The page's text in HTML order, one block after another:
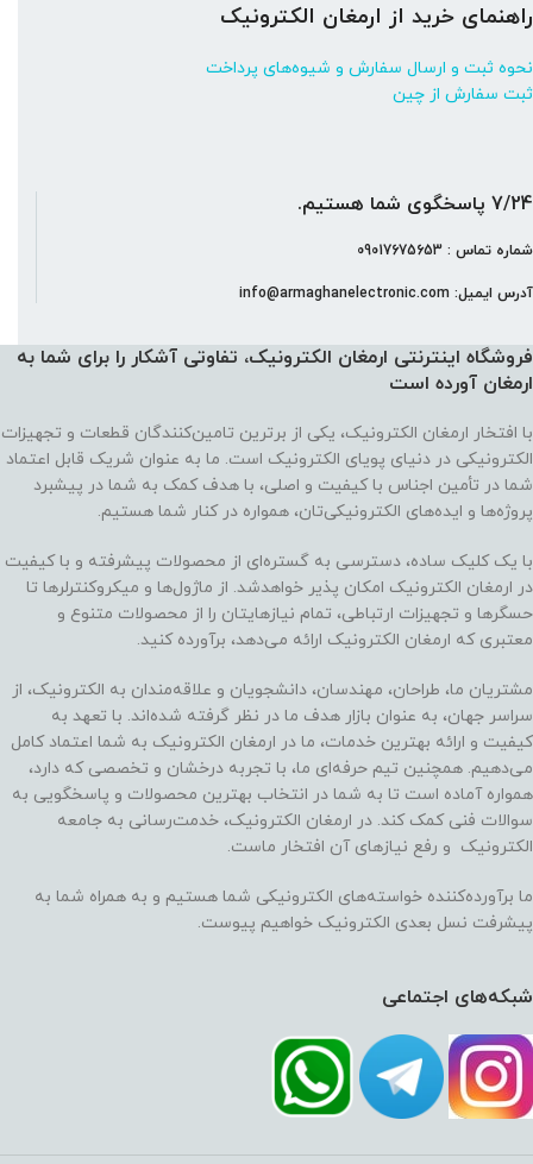
راهنمای خرید از ارمغان الکترونیک
نحوه ثبت و ارسال سفارش و شیوه‌های پرداخت
ثبت سفارش از چین
7/24 پاسخگوی شما هستیم.
شماره تماس : 09017675653
آدرس ایمیل: info@armaghanelectronic.com
فروشگاه اینترنتی ارمغان الکترونیک، تفاوتی آشکار را برای شما به
ارمغان آورده‌ است
با افتخار ارمغان الکترونیک، یکی از برترین تامین‌کنندگان قطعات و تجهیزات
الکترونیکی در دنیای پویای الکترونیک است. ما به عنوان شریک قابل اعتماد
شما در تأمین اجناس با کیفیت و اصلی، با هدف کمک به شما در پیشبرد
پروژه‌ها و ایده‌های الکترونیکی‌تان، همواره در کنار شما هستیم.
با یک کلیک ساده، دسترسی به گستره‌ای از محصولات پیشرفته و با کیفیت
در ارمغان الکترونیک امکان پذیر خواهدشد. از ماژول‌ها و میکروکنترلرها تا
حسگرها و تجهیزات ارتباطی، تمام نیازهایتان را از محصولات متنوع و
معتبری که ارمغان الکترونیک ارائه می‌دهد، برآورده کنید.
مشتریان ما، طراحان، مهندسان، دانشجویان و علاقه‌مندان به الکترونیک، از
سراسر جهان، به عنوان بازار هدف ما در نظر گرفته شده‌اند. با تعهد به
کیفیت و ارائه بهترین خدمات، ما در ارمغان الکترونیک به شما اعتماد کامل
می‌دهیم. همچنین تیم حرفه‌ای ما، با تجربه درخشان و تخصصی که دارد،
همواره آماده است تا به شما در انتخاب بهترین محصولات و پاسخگویی به
سوالات فنی کمک کند. در ارمغان الکترونیک، خدمت‌رسانی به جامعه
الکترونیک و رفع نیازهای آن افتخار ماست.
ما برآورده‌کننده خواسته‌های الکترونیکی شما هستیم و به همراه شما به
پیشرفت نسل بعدی الکترونیک خواهیم پیوست.
شبکه‌های اجتماعی